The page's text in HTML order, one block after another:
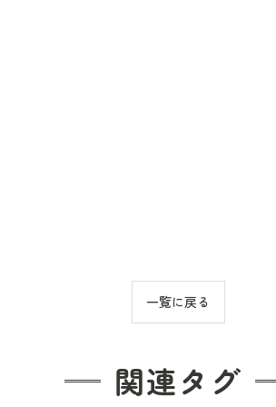
一覧に戻る
関連タグ